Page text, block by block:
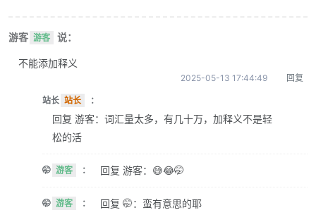
游客 游客 说：
不能添加释义
2025-05-13 17:44:49 回复
站长 站长 ：
回复 游客：词汇量太多，有几十万，加释义不是轻
松的活
🤭 游客 ： 回复 游客：😅😂🤭
🤭 游客 ： 回复 🤭：蛮有意思的耶